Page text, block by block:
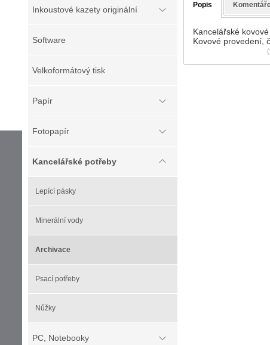
Inkoustové kazety originální
Software
Velkoformátový tisk
Papír
Fotopapír
Kancelářské potřeby
Lepící pásky
Minerální vody
Archivace
Psací potřeby
Nůžky
PC, Notebooky
Popis
Kancelářské
Kovové provedení,